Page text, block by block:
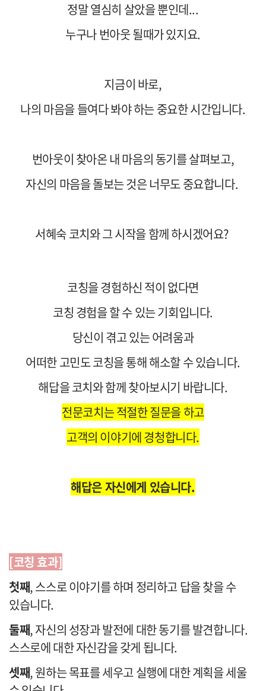
정말 열심히 살았을 뿐인데...
누구나 번아웃 될때가 있지요.
지금이 바로,
나의 마음을 들여다 봐야 하는 중요한 시간입니다.
번아웃이 찾아온 내 마음의 동기를 살펴보고,
자신의 마음을 돌보는 것은 너무도 중요합니다.
서혜숙 코치와 그 시작을 함께 하시겠어요?
코칭을 경험하신 적이 없다면
코칭 경험을 할 수 있는 기회입니다.
당신이 겪고 있는 어려움과
어떠한 고민도 코칭을 통해 해소할 수 있습니다.
해답을 코치와 함께 찾아보시기 바랍니다.
전문코치는 적절한 질문을 하고
고객의 이야기에 경청합니다.
해답은 자신에게 있습니다.
[코칭 효과]
첫째, 스스로 이야기를 하며 정리하고 답을 찾을 수
있습니다.
둘째, 자신의 성장과 발전에 대한 동기를 발견합니다.
스스로에 대한 자신감을 갖게 됩니다.
셋째, 원하는 목표를 세우고 실행에 대한 계획을 세울